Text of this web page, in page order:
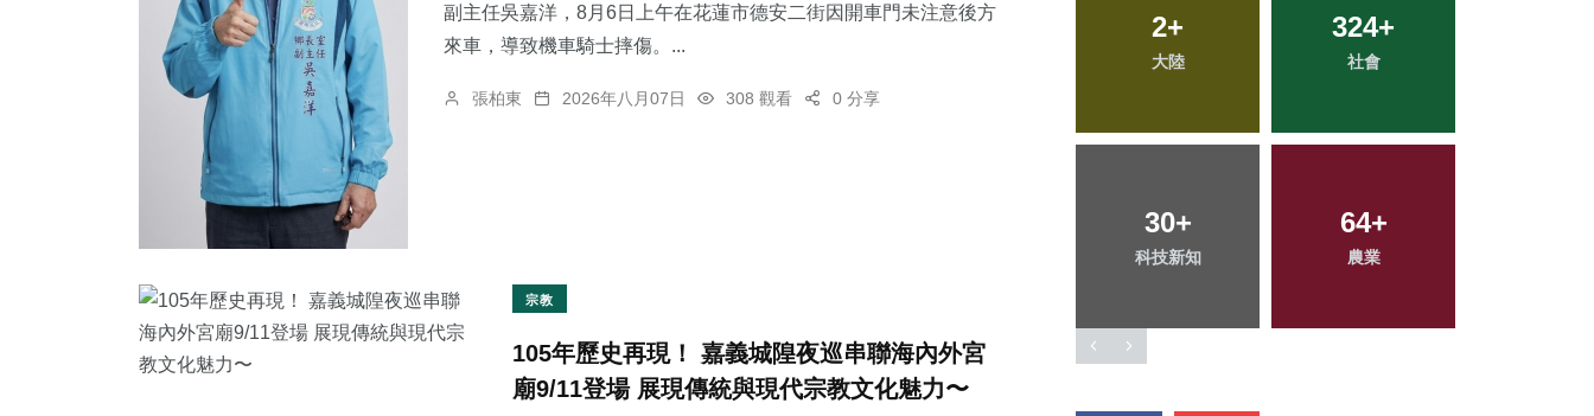
副主任吳嘉洋，8月6日上午在花蓮市德安二街因開車門未注意後方
來車，導致機車騎士摔傷。...
張柏東 2026年八月07日 308 觀看 0 分享
宗教
105年歷史再現！ 嘉義城隍夜巡串聯海內外宮
廟9/11登場 展現傳統與現代宗教文化魅力〜
184+
健康
141+
190 54+
宗教
2+ 324 41+
頭條
173+
健康
102+
專欄
141+
旅遊